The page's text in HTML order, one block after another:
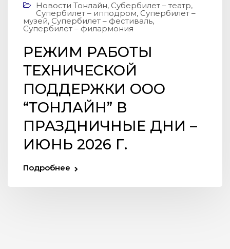
Новости Тонлайн, Субербилет – театр,
Супербилет – ипподром, Супербилет –
музей, Супербилет – фестиваль,
Супербилет – филармония
РЕЖИМ РАБОТЫ
ТЕХНИЧЕСКОЙ
ПОДДЕРЖКИ ООО
“ТOНЛАЙН” В
ПРАЗДНИЧНЫЕ ДНИ –
ИЮНЬ 2026 Г.
Подробнее